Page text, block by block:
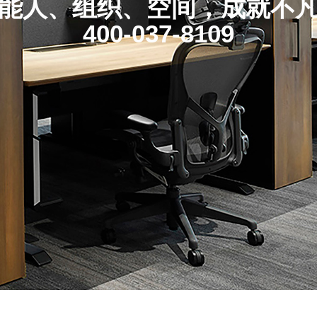
人、组织、空间，成就不
400-037-8109